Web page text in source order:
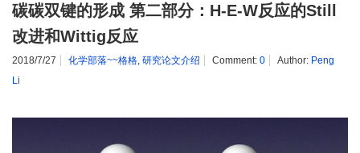
碳碳双键的形成 第二部分：H-E-W反应的Still
改进和Wittig反应
2018/7/27 化学部落~~格格 研究论文介绍 Comment: 0 Author: Peng
Li